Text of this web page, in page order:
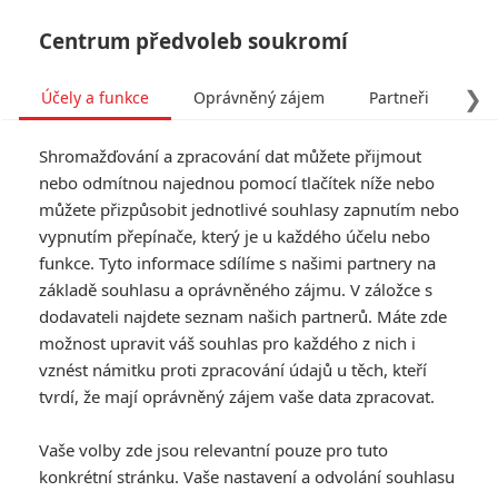
Centrum předvoleb soukromí
❯
Účely a funkce Oprávněný zájem Partneři
Shromažďování a zpracování dat můžete přijmout
nebo odmítnou najednou pomocí tlačítek níže nebo
můžete přizpůsobit jednotlivé souhlasy zapnutím nebo
vypnutím přepínače, který je u každého účelu nebo
funkce. Tyto informace sdílíme s našimi partnery na
základě souhlasu a oprávněného zájmu. V záložce s
dodavateli najdete seznam našich partnerů. Máte zde
možnost upravit váš souhlas pro každého z nich i
vznést námitku proti zpracování údajů u těch, kteří
tvrdí, že mají oprávněný zájem vaše data zpracovat.
Vaše volby zde jsou relevantní pouze pro tuto
konkrétní stránku. Vaše nastavení a odvolání souhlasu